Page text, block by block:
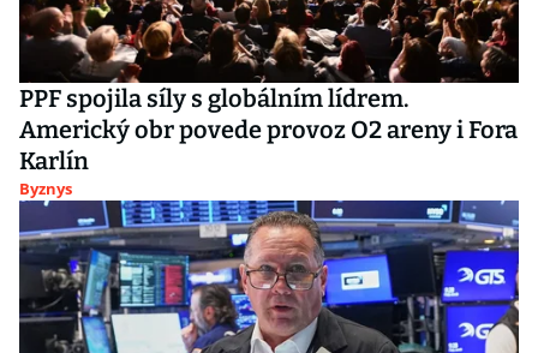
PPF spojila síly s globálním lídrem.
Americký obr povede provoz O2 areny i Fora
Karlín
Byznys